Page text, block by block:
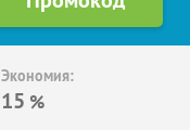
Экономия:
15 %